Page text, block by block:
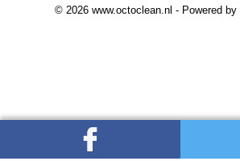
© 2026 www.octoclean.nl - Powered by